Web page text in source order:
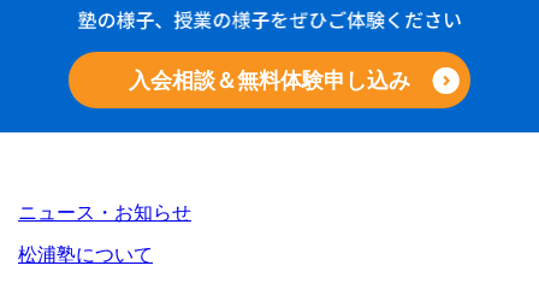
入会相談＆無料体験申し込み
ニュース・お知らせ
松浦塾について